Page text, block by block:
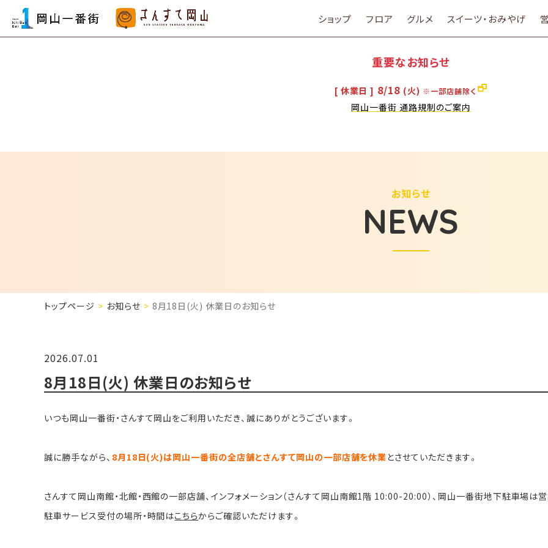
ショップ フロア グルメ スイーツ・おみやげ
重要なお知らせ
[ 休業日 ] 8/18 (火) ※一部店舗除く
岡山一番街 通路規制のご案内
NEWS
お知らせ
トップページ お知らせ 8月18日(火) 休業日のお知らせ
2026.07.01
8月18日(火) 休業日のお知らせ
いつも岡山一番街・さんすて岡山をご利用いただき、誠にありがとうございます。
誠に勝手ながら、 8月18日(火)は岡山一番街の全店舗とさんすて岡山の一部店舗を休業とさせていただきます。
さんすて岡山南館・北館・西館の一部店舗、インフォメーション（さんすて岡山南館1階 10:00-20:00）、岡山一番街地下駐車場は営
駐車サービス受付の場所・時間はこちらからご確認いただけます。